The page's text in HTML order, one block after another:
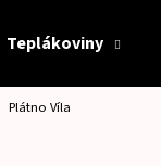
Teplákoviny
Plátno Víla